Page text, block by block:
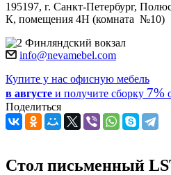
195197, г. Санкт-Петербург,
К, помещения 4Н (комната №10)
Финляндский вокзал
info@nevamebel.com
Купите у нас офисную мебель
в августе и получите сборку 7%
Поделиться
Стол письменный